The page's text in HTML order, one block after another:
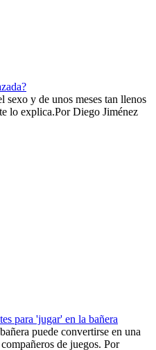
y de unos meses tan llenos
lo explica.​PorDiego Jiménez
para 'jugar' en la bañera
puede convertirse en una
de juegos. Por